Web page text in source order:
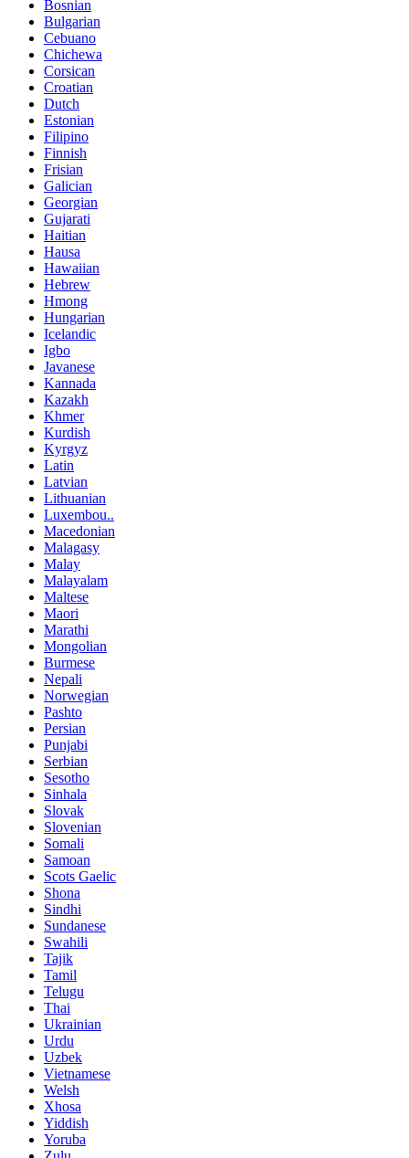
Bosnian
Bulgarian
Cebuano
Chichewa
Corsican
Croatian
Dutch
Estonian
Filipino
Finnish
Frisian
Galician
Georgian
Gujarati
Haitian
Hausa
Hawaiian
Hebrew
Hmong
Hungarian
Icelandic
Igbo
Javanese
Kannada
Kazakh
Khmer
Kurdish
Kyrgyz
Latin
Latvian
Lithuanian
Luxembou..
Macedonian
Malagasy
Malay
Malayalam
Maltese
Maori
Marathi
Mongolian
Burmese
Nepali
Norwegian
Pashto
Persian
Punjabi
Serbian
Sesotho
Sinhala
Slovak
Slovenian
Somali
Samoan
Scots Gaelic
Shona
Sindhi
Sundanese
Swahili
Tajik
Tamil
Telugu
Thai
Ukrainian
Urdu
Uzbek
Vietnamese
Welsh
Xhosa
Yiddish
Yoruba